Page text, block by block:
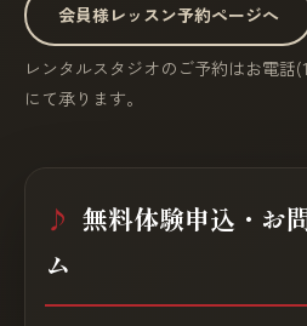
会員様レッスン予約ページへ
レンタルスタジオのご予約はお電話
にて承ります。
無料体験申込・お
ム